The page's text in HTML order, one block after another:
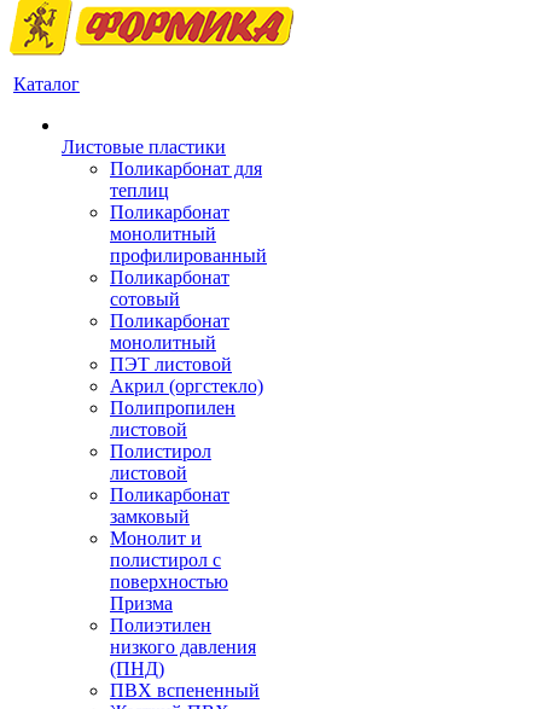
Каталог
Листовые пластики
Поликарбонат для
теплиц
Поликарбонат
монолитный
профилированный
Поликарбонат
сотовый
Поликарбонат
монолитный
ПЭТ листовой
Акрил (оргстекло)
Полипропилен
листовой
Полистирол
листовой
Поликарбонат
замковый
Монолит и
полистирол с
поверхностью
Призма
Полиэтилен
низкого давления
(ПНД)
ПВХ вспененный